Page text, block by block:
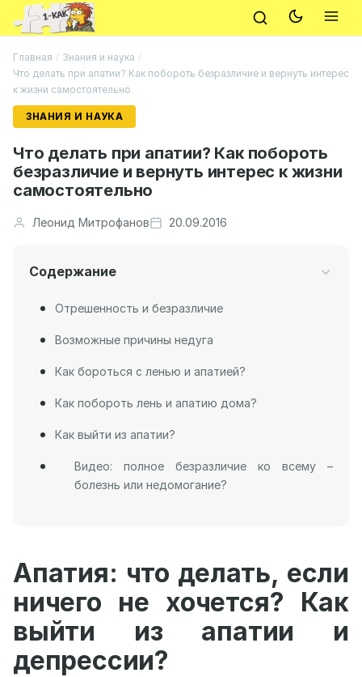
Главная / Знания и наука /
Что делать при апатии? Как побороть безразличие и вернуть интерес
к жизни самостоятельно
ЗНАНИЯ И НАУКА
Что делать при апатии? Как побороть
безразличие и вернуть интерес к жизни
самостоятельно
Леонид Митрофанов 20.09.2016
Содержание
Отрешенность и безразличие
Возможные причины недуга
Как бороться с ленью и апатией?
Как побороть лень и апатию дома?
Как выйти из апатии?
Видео: полное безразличие ко всему –
болезнь или недомогание?
Апатия: что делать, если
ничего не хочется? Как
выйти из апатии и
депрессии?